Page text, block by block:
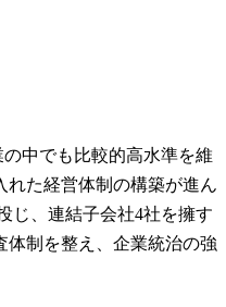
の中でも比較的高水準を維
れた経営体制の構築が進ん
じ、連結子会社4社を擁す
体制を整え、企業統治の強